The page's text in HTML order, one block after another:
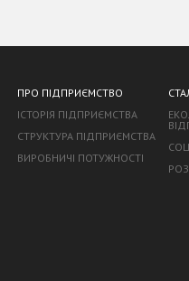
ПРО ПІДПРИЄМСТВО
ІСТОРІЯ ПІДПРИЄМСТВА
СТРУКТУРА ПІДПРИЄМСТВА
ВИРОБНИЧІ ПОТУЖНОСТІ